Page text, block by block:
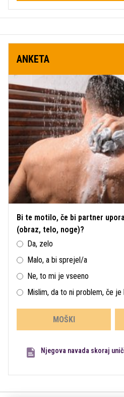
ANKETA
Bi te motilo, če bi partner
(obraz, telo, noge)?
Da, zelo
Malo, a bi sprejel/a
Ne, to mi je vseeno
Mislim, da to ni problem, če je
MOŠKI
Njegova navada skoraj